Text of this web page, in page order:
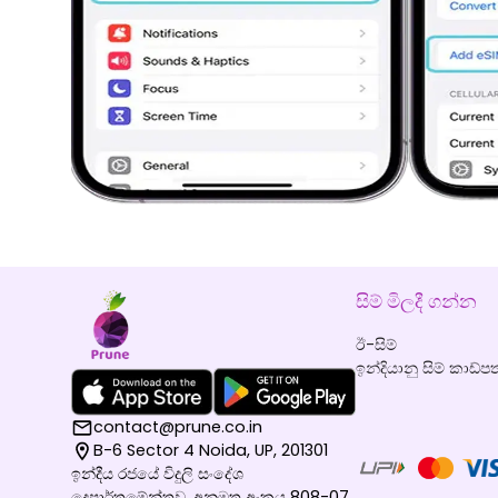
contact@prune.co.in
B-6 Sector 4 Noida, UP, 201301
ඉන්දීය රජයේ විදුලි සංදේශ
සිම් මිලදී ගන්න
ඊ-සිම්
ඉන්දියානු සිම්